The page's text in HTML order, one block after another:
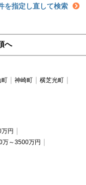
を指定し直して検索
へ
町 神崎町
横芝光町
円
万～3500万円